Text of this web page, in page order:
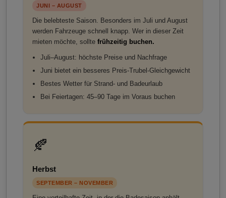
JUNI – AUGUST
Die belebteste Saison. Besonders im Juli und August
werden Fahrzeuge schnell knapp. Wer in dieser Zeit
mieten möchte, sollte frühzeitig buchen.
Juli–August: höchste Preise und Nachfrage
Juni bietet ein besseres Preis-Trubel-Gleichgewicht
Bestes Wetter für Strand- und Badeurlaub
Bei Feiertagen: 45–90 Tage im Voraus buchen
🍂
Herbst
SEPTEMBER – NOVEMBER